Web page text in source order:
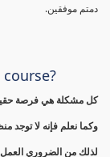
دمتم موفقين.
كل مشكلة هي فرصة
وكما نعلم فإنه لا توجد
لذلك من الضروري